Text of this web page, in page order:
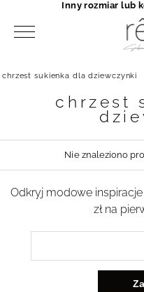
chrzest sukienka dla dziewczynki
chrzest
Nie znaleziono
Odkryj modowe
zł na
Inny rozmiar lub